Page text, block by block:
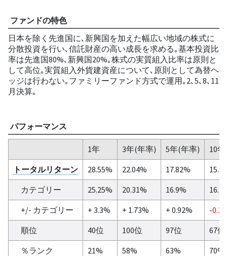
ファンドの特色
日本を除く先進国に､新興国を加えた幅広い地域の株式に
分散投資を行い､信託財産の高い成長を求める｡基本投資比
率は先進国80%､新興国20%｡株式の実質組入比率は原則と
して高位｡実質組入外貨建資産について､原則として為替ヘ
ッジは行わない｡ファミリーファンド方式で運用｡2､5､8､11
月決算｡
パフォーマンス
1年 3年(年率) 5年(年率)
10
トータルリターン
28.55% 22.04% 17.82%
カテゴリー
25.25% 20.31% 16.9%
+/- カテゴリー
+ 3.3% + 1.73% + 0.92%
-
順位
40位 100位 97位
67位
％ランク
21% 58% 63%
70%